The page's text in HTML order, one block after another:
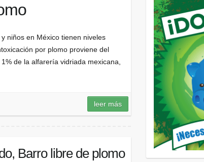
niños en México tienen niveles
por plomo proviene del
de la alfarería vidriada mexicana,
leer más
Barro libre de plomo